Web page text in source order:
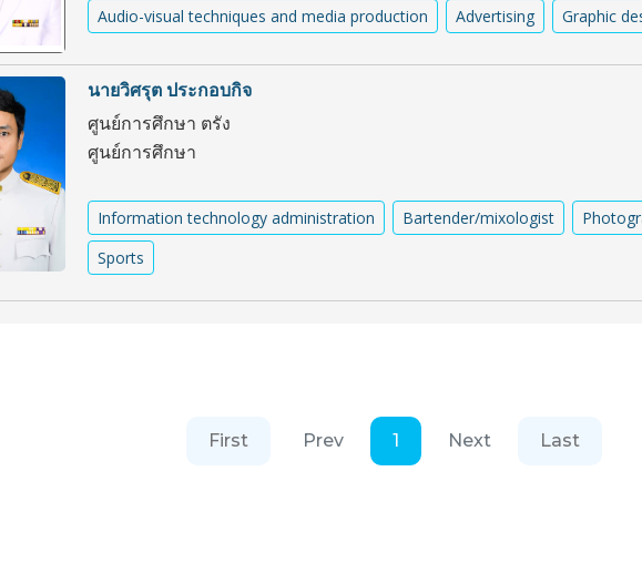
Audio-visual techniques and media production Advertising Graphic
นายวิศรุต ประกอบกิจ
ศูนย์การศึกษา ตรัง
ศูนย์การศึกษา
Information technology administration Bartender/mixologist
Sports
First Prev 1 Next Last